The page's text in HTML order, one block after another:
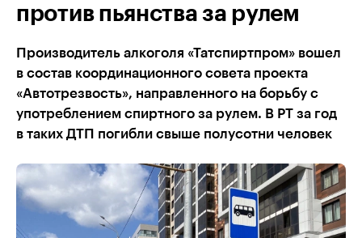
против пьянства за рулем
Производитель алкоголя «Татспиртпром» вошел
в состав координационного совета проекта
«Автотрезвость», направленного на борьбу с
употреблением спиртного за рулем. В РТ за год
в таких ДТП погибли свыше полусотни человек